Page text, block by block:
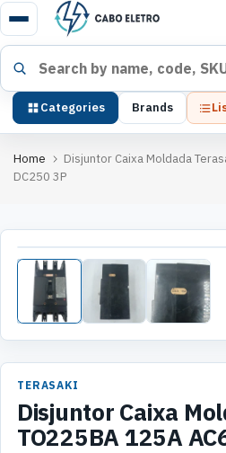
Pular
para
conteúdo
Search products
Categories Brands
Home
Disjuntor Caixa Moldada
DC250 3P
TERASAKI
Disjuntor Caixa
TO225BA 125A